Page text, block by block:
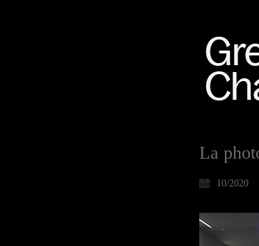
La
10/2020